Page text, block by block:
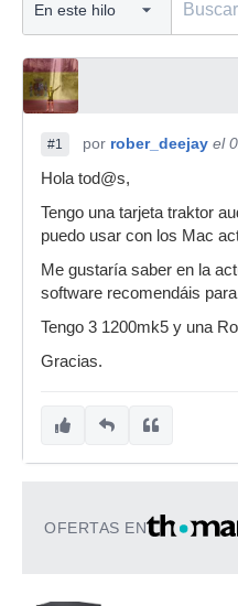
#1 por rober_deejay el
Hola tod@s,
Tengo una tarjeta traktor
puedo usar con los Mac
Me gustaría saber en la
software recomendáis
Tengo 3 1200mk5 y una
Gracias.
OFERTAS EN